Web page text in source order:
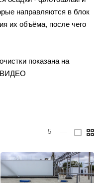
направляются в блок
их объёма, после чего
показана на
ВИДЕО
5 —